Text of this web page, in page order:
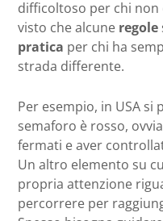
difficoltoso per chi non
visto che alcune regole
pratica per chi ha
strada differente.
Per esempio, in USA si
semaforo è rosso,
fermati e aver
Un altro elemento su
propria attenzione
percorrere per